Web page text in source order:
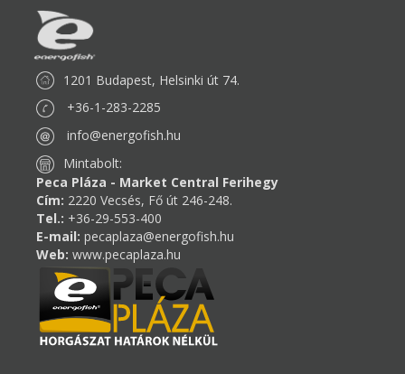
1201 Budapest, Helsinki út 74.
+36-1-283-2285
info@energofish.hu
Mintabolt:
Peca Pláza - Market Central Ferihegy
Cím: 2220 Vecsés, Fő út 246-248.
Tel.: +36-29-553-400
E-mail: pecaplaza@energofish.hu
Web: www.pecaplaza.hu